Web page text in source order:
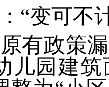
“变可不
有政策
儿园建